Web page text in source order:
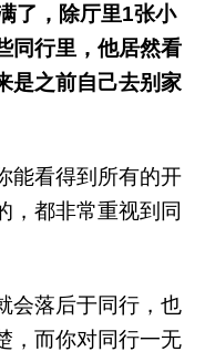
了，除厅里1张小
同行里，他居然看
是之前自己去别家
能看得到所有的开
，都非常重视到同
会落后于同行，也
，而你对同行一无